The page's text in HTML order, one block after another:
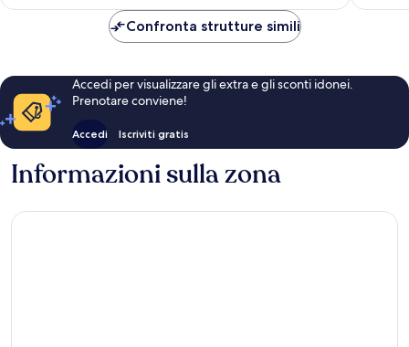
CHF 61
Confronta strutture simili
Accedi per visualizzare gli extra e gli sconti idonei.
Prenotare conviene!
Accedi Iscriviti gratis
Informazioni sulla zona